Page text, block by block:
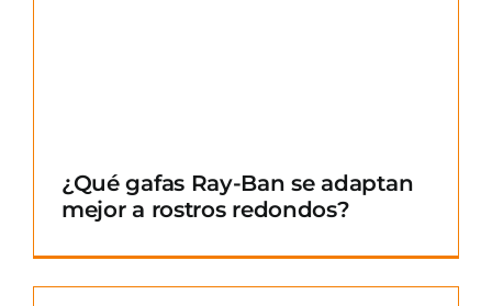
¿Qué gafas Ray-Ban se adaptan
mejor a rostros redondos?